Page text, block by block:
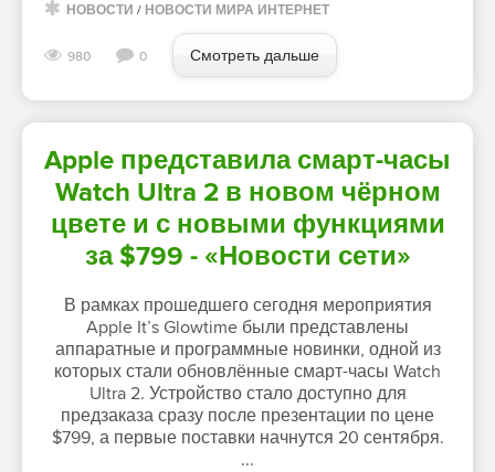
НОВОСТИ / НОВОСТИ МИРА ИНТЕРНЕТ
980 0 Смотреть дальше
Apple представила смарт-часы
Watch Ultra 2 в новом чёрном
цвете и с новыми функциями
за $799 - «Новости сети»
В рамках прошедшего сегодня мероприятия
Apple It’s Glowtime были представлены
аппаратные и программные новинки, одной из
которых стали обновлённые смарт-часы Watch
Ultra 2. Устройство стало доступно для
предзаказа сразу после презентации по цене
$799, а первые поставки начнутся 20 сентября.
...